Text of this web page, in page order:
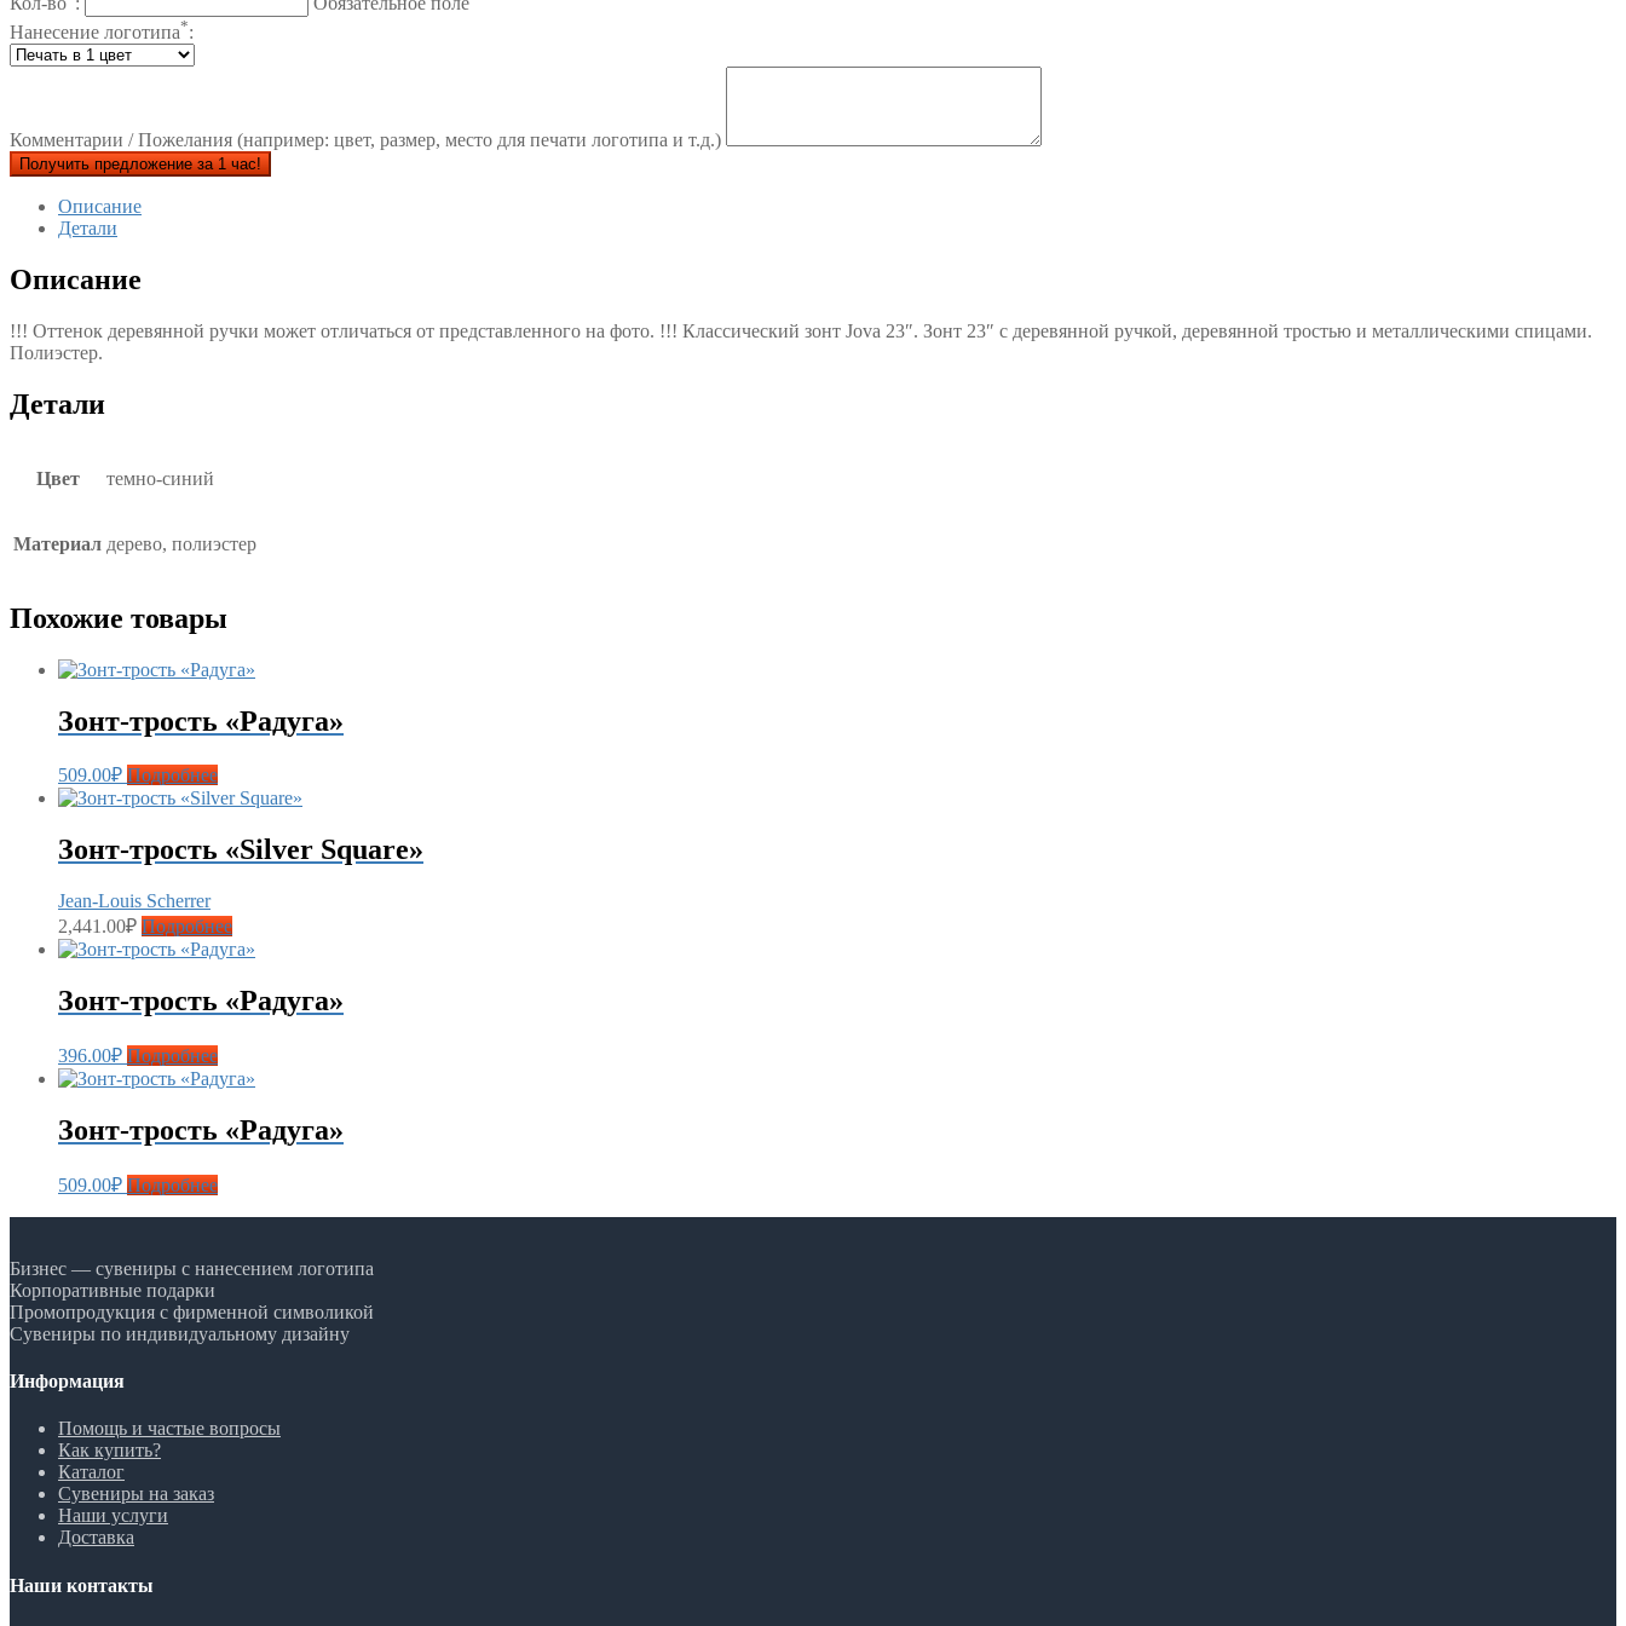
Нанесение логотипа*:
Комментарии / Пожелания (например: цвет, размер, место для печати логотипа и т.д.)
Получить предложение за 1 час!
Описание
Детали
Описание
!!! Оттенок деревянной ручки может отличаться от представленного на фото. !!! Классический зонт Jova 23″. Зонт 23″ с деревянной ручкой, деревянной тростью и металлическими спицами.
Полиэстер.
Детали
Цвет темно-синий
Материал дерево, полиэстер
Похожие товары
Зонт-трость «Радуга»
509.00₽ Подробнее
Зонт-трость «Silver Square»
Jean-Louis Scherrer
2,441.00₽ Подробнее
Зонт-трость «Радуга»
396.00₽ Подробнее
Зонт-трость «Радуга»
509.00₽ Подробнее
Бизнес — сувениры с нанесением логотипа
Корпоративные подарки
Промопродукция с фирменной символикой
Сувениры по индивидуальному дизайну
Информация
Помощь и частые вопросы
Как купить?
Каталог
Сувениры на заказ
Наши услуги
Доставка
Наши контакты